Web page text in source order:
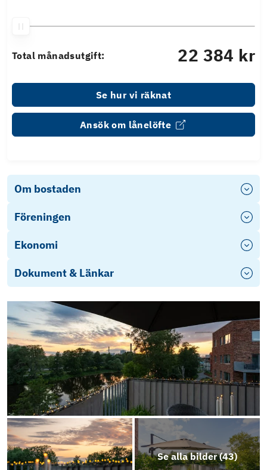
Total månadsutgift: 22 384 kr
Se hur vi räknat
Ansök om lånelöfte
Om bostaden
Föreningen
Ekonomi
Dokument & Länkar
Objektsbeskrivning
Se alla bilder (43)